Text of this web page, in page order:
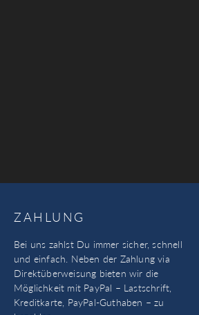
ZAHLUNG
Bei uns zahlst Du immer sicher, schnell
und einfach. Neben der Zahlung via
Direktüberweisung bieten wir die
Möglichkeit mit PayPal – Lastschrift,
Kreditkarte, PayPal-Guthaben – zu